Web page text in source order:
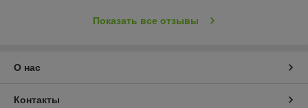
Показать все отзывы
О нас
Контакты